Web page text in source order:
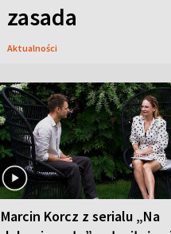
zasada
Aktualności
Marcin Korcz z serialu „Na